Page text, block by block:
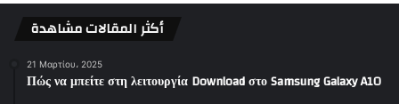
أكثر المقالات مشاهدة
21 Μαρτίου، 2025
Πώς να μπείτε στη λειτουργία Download στο Samsung Galaxy A10